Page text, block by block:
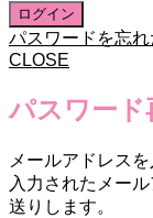
パスワードを忘れ
CLOSE
パスワード
メールアドレス
入力されたメー
送りします。